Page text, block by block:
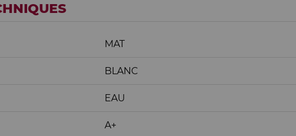
MAT
BLANC
EAU
A+